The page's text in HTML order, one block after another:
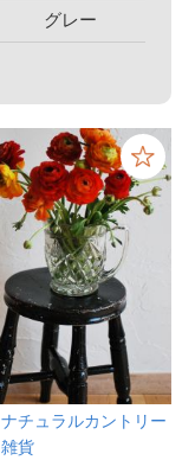
グレー
ナチュラルカントリー
雑貨